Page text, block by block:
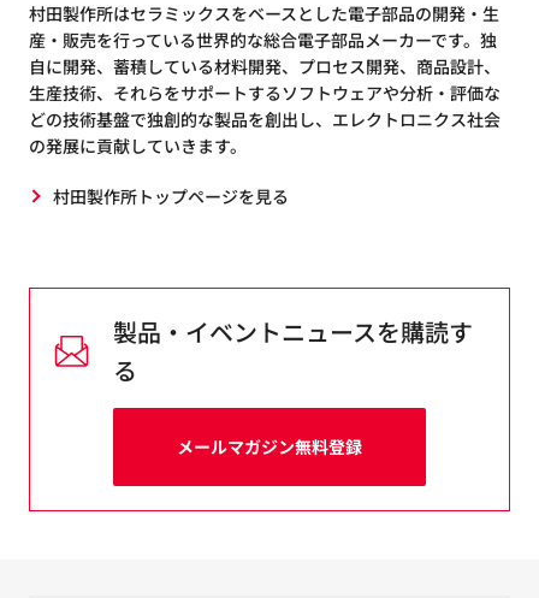
村田製作所はセラミックスをベースとした電子部品の開発・生
産・販売を行っている世界的な総合電子部品メーカーです。独
自に開発、蓄積している材料開発、プロセス開発、商品設計、
生産技術、それらをサポートするソフトウェアや分析・評価な
どの技術基盤で独創的な製品を創出し、エレクトロニクス社会
の発展に貢献していきます。
村田製作所トップページを見る
製品・イベントニュースを購読す
る
メールマガジン無料登録